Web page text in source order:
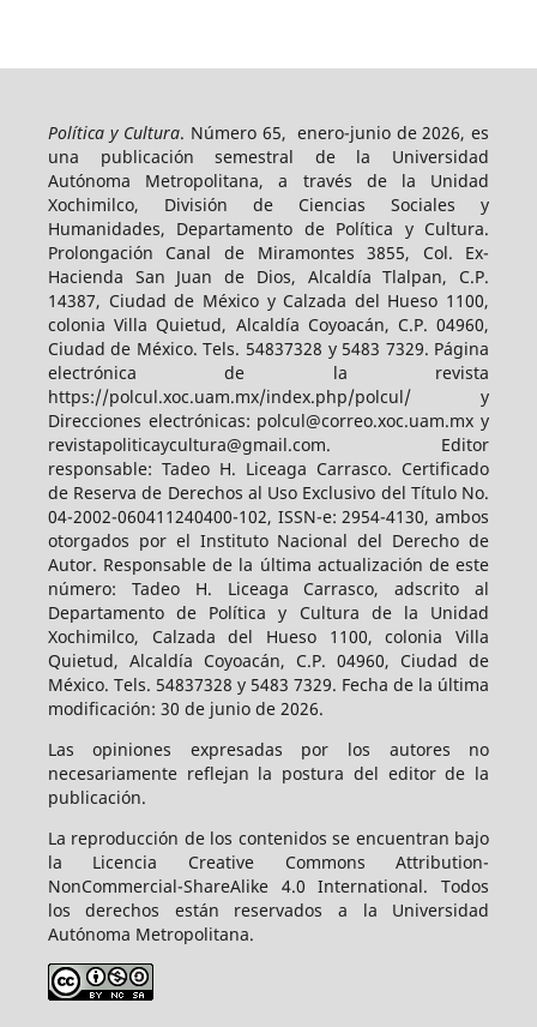
Política y Cultura. Número 65, enero-junio de 2026, es
una publicación semestral de la Universidad
Autónoma Metropolitana, a través de la Unidad
Xochimilco, División de Ciencias Sociales y
Humanidades, Departamento de Política y Cultura.
Prolongación Canal de Miramontes 3855, Col. Ex-
Hacienda San Juan de Dios, Alcaldía Tlalpan, C.P.
14387, Ciudad de México y Calzada del Hueso 1100,
colonia Villa Quietud, Alcaldía Coyoacán, C.P. 04960,
Ciudad de México. Tels. 54837328 y 5483 7329. Página
electrónica de la revista
https://polcul.xoc.uam.mx/index.php/polcul/ y
Direcciones electrónicas: polcul@correo.xoc.uam.mx y
revistapoliticaycultura@gmail.com. Editor
responsable: Tadeo H. Liceaga Carrasco. Certificado
de Reserva de Derechos al Uso Exclusivo del Título No.
04-2002-060411240400-102, ISSN-e: 2954-4130, ambos
otorgados por el Instituto Nacional del Derecho de
Autor. Responsable de la última actualización de este
número: Tadeo H. Liceaga Carrasco, adscrito al
Departamento de Política y Cultura de la Unidad
Xochimilco, Calzada del Hueso 1100, colonia Villa
Quietud, Alcaldía Coyoacán, C.P. 04960, Ciudad de
México. Tels. 54837328 y 5483 7329. Fecha de la última
modificación: 30 de junio de 2026.
Las opiniones expresadas por los autores no
necesariamente reflejan la postura del editor de la
publicación.
La reproducción de los contenidos se encuentran bajo
la Licencia Creative Commons Attribution-
NonCommercial-ShareAlike 4.0 International. Todos
los derechos están reservados a la Universidad
Autónoma Metropolitana.